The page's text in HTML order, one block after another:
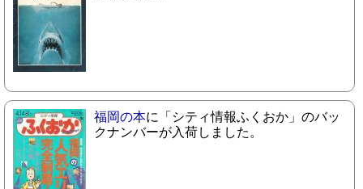
福岡の本に「シティ情報ふくおか」のバッ
クナンバーが入荷しました。